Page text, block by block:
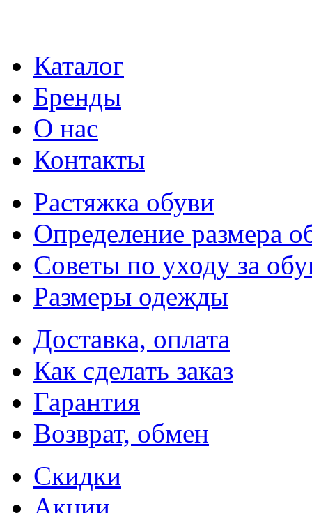
Каталог
Бренды
О нас
Контакты
Растяжка обуви
Определение размера
Советы по уходу за
Размеры одежды
Доставка, оплата
Как сделать заказ
Гарантия
Возврат, обмен
Скидки